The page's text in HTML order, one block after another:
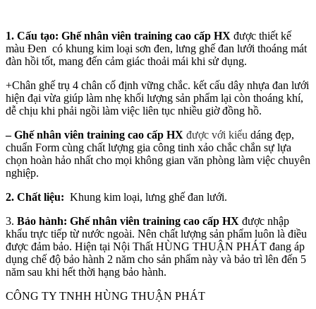
1. Cấu tạo: Ghế nhân viên training cao cấp HX được thiết kế
màu Đen có khung kim loại sơn đen, lưng ghế đan lưới thoáng mát
đàn hồi tốt, mang đến cảm giác thoải mái khi sử dụng.
+Chân ghế trụ 4 chân cố định vững chắc. kết cấu dây nhựa đan lưới
hiện đại vừa giúp làm nhẹ khối lượng sản phẩm lại còn thoáng khí,
dễ chịu khi phải ngồi làm việc liên tục nhiều giờ đồng hồ.
–Ghế nhân viên training cao cấp HX được với kiểu dáng đẹp,
chuẩn Form cùng chất lượng gia công tinh xảo chắc chắn sự lựa
chọn hoàn hảo nhất cho mọi không gian văn phòng làm việc chuyên
nghiệp.
2. Chất liệu: Khung kim loại, lưng ghế đan lưới.
3. Bảo hành: Ghế nhân viên training cao cấp HX được nhập
khẩu trực tiếp từ nước ngoài. Nên chất lượng sản phẩm luôn là điều
được đảm bảo. Hiện tại Nội Thất HÙNG THUẬN PHÁT đang áp
dụng chế độ bảo hành 2 năm cho sản phẩm này và bảo trì lên đến 5
năm sau khi hết thời hạng bảo hành.
CÔNG TY TNHH HÙNG THUẬN PHÁT